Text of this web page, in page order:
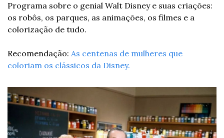
Programa sobre o genial Walt Disney e suas criações:
os robôs, os parques, as animações, os filmes e a
colorização de tudo.
Recomendação: As centenas de mulheres que
coloriam os clássicos da Disney.